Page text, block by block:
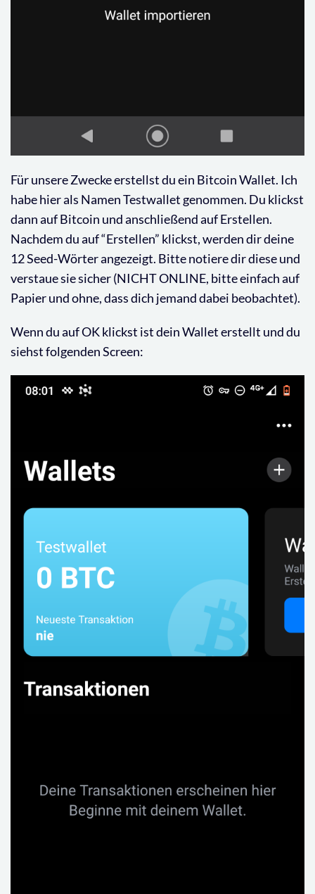
Für unsere Zwecke erstellst du ein Bitcoin Wallet. Ich
habe hier als Namen Testwallet genommen. Du klickst
dann auf Bitcoin und anschließend auf Erstellen.
Nachdem du auf “Erstellen” klickst, werden dir deine
12 Seed-Wörter angezeigt. Bitte notiere dir diese und
verstaue sie sicher (NICHT ONLINE, bitte einfach auf
Papier und ohne, dass dich jemand dabei beobachtet).
Wenn du auf OK klickst ist dein Wallet erstellt und du
siehst folgenden Screen: